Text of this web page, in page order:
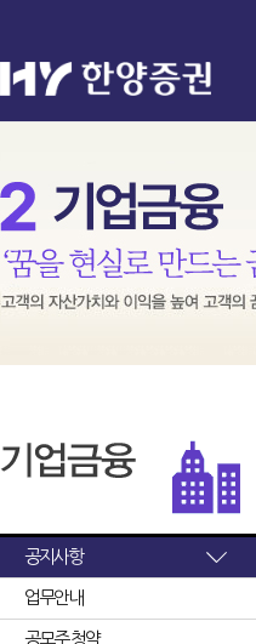
공지사항
업무안내
공모주 청약